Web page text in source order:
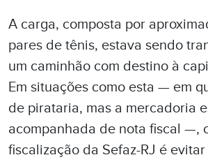
A carga, composta por
pares de tênis, estava sendo
um caminhão com destino à
Em situações como esta — em
de pirataria, mas a mercadoria
acompanhada de nota fiscal —,
fiscalização da Sefaz-RJ é